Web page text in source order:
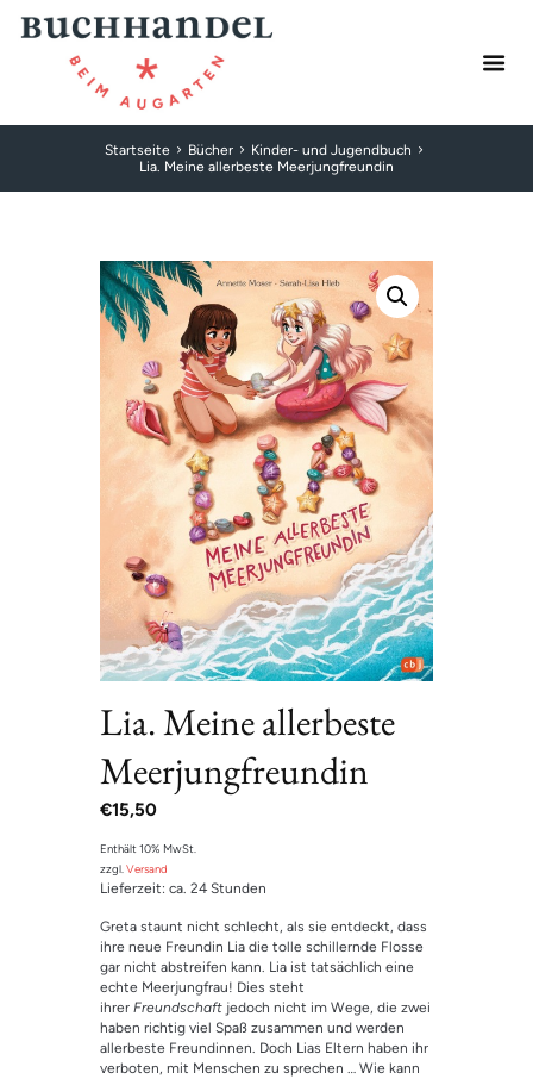
Startseite Bücher
Kinder- und Jugendbuch
Lia. Meine allerbeste Meerjungfreundin
Lia. Meine allerbeste
Meerjungfreundin
€15,50
Enthält 10% MwSt.
zzgl.Versand
Lieferzeit: ca. 24 Stunden
Greta staunt nicht schlecht, als sie entdeckt, dass
ihre neue Freundin Lia die tolle schillernde Flosse
gar nicht abstreifen kann. Lia ist tatsächlich eine
echte Meerjungfrau! Dies steht
ihrer Freundschaft jedoch nicht im Wege, die zwei
haben richtig viel Spaß zusammen und werden
allerbeste Freundinnen. Doch Lias Eltern haben ihr
verboten, mit Menschen zu sprechen … Wie kann